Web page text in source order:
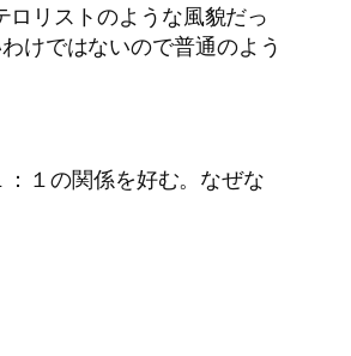
リストのような風貌だっ
けではないので普通のよう
１の関係を好む。なぜな